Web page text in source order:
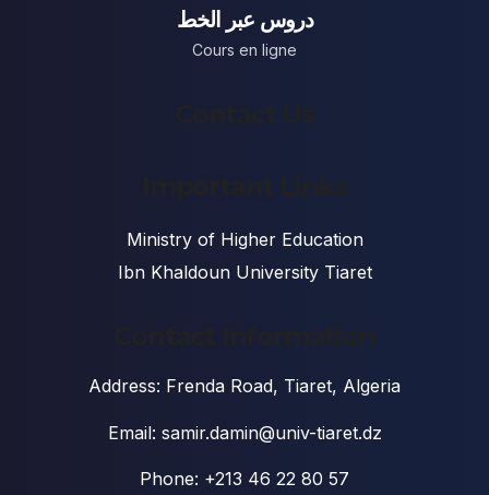
دروس عبر الخط
Cours en ligne
Contact Us
Important Links
Ministry of Higher Education
Ibn Khaldoun University Tiaret
Contact Information
Address: Frenda Road, Tiaret, Algeria
Email: samir.damin@univ-tiaret.dz
Phone: +213 46 22 80 57